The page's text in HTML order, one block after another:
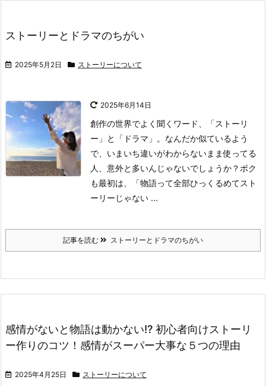
ストーリーとドラマのちがい
2025年5月2日 ストーリーについて
2025年6月14日
創作の世界でよく聞くワード、「ストーリ
ー」と「ドラマ」。 なんだか似ているよう
で、いまいち違いがわからないまま使ってる
人、意外と多いんじゃないでしょうか？ ボク
も最初は、「物語って全部ひっくるめてスト
ーリーじゃない ...
記事を読む ストーリーとドラマのちがい
感情がないと物語は動かない!? 初心者向けストーリ
ー作りのコツ！感情がスーパー大事な５つの理由
2025年4月25日 ストーリーについて